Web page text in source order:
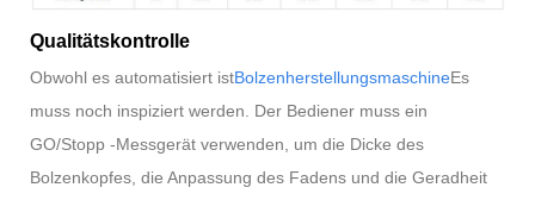
Qualitätskontrolle
Obwohl es automatisiert istBolzenherstellungsmaschineEs
muss noch inspiziert werden. Der Bediener muss ein
GO/Stopp -Messgerät verwenden, um die Dicke des
Bolzenkopfes, die Anpassung des Fadens und die Geradheit